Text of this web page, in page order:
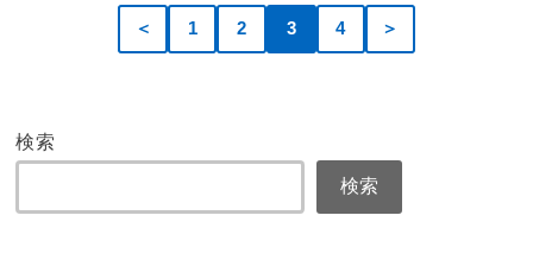
＜ 1 2 3 4 ＞
検索
検索